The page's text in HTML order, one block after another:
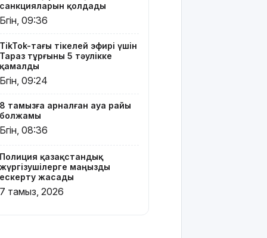
Құрылысшыларға
Қызылордада
сала
үздіктері
марапатталды
Қайрат
Сатыбалдының
ұлына
болған
«Байсат»
базары
жаңа иесін
санкцияларын қолдады
Бүгін, 09:36
TikTok-тағы тікелей эфирі үшін
Тараз тұрғыны 5 тәулікке
қамалды
Бүгін, 09:24
8 тамызға арналған ауа райы
болжамы
Бүгін, 08:36
Полиция қазақстандық
жүргізушілерге маңызды
ескерту жасады
7 тамыз, 2026